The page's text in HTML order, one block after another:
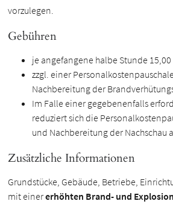
vorzulegen.
Gebühren
je angefangene halbe Stunde 15,00
zzgl. einer
Nachbereitung der
Im Falle einer gegebenenfalls
reduziert sich die
und Nachbereitung der Nachschau
Zusätzliche Informationen
Grundstücke, Gebäude, Betriebe,
mit einererhöhten Brand- und